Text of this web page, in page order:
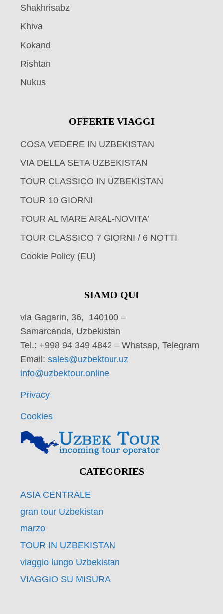
Shakhrisabz
Khiva
Kokand
Rishtan
Nukus
OFFERTE VIAGGI
COSA VEDERE IN UZBEKISTAN
VIA DELLA SETA UZBEKISTAN
TOUR CLASSICO IN UZBEKISTAN
TOUR 10 GIORNI
TOUR AL MARE ARAL-NOVITA’
TOUR CLASSICO 7 GIORNI / 6 NOTTI
Cookie Policy (EU)
SIAMO QUI
via Gagarin, 36, 140100 –
Samarcanda, Uzbekistan
Tel.: +998 94 349 4842 – Whatsap, Telegram
Email: sales@uzbektour.uz
info@uzbektour.online
Privacy
Cookies
CATEGORIES
ASIA CENTRALE
gran tour Uzbekistan
marzo
TOUR IN UZBEKISTAN
viaggio lungo Uzbekistan
VIAGGIO SU MISURA